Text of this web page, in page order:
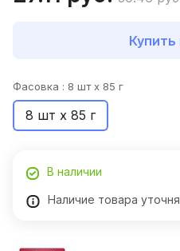
Купить
Фасовка : 8 шт х 85 г
8 шт х 85 г
В наличии
Наличие товара